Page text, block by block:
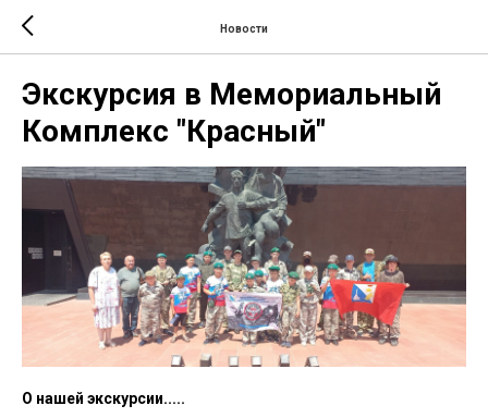
Новости
Экскурсия в Мемориальный
Комплекс "Красный"
О нашей экскурсии.....